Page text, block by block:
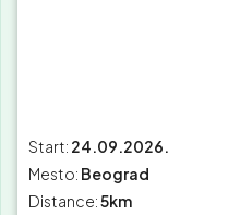
Start: 24.09.2026.
Mesto: Beograd
Distance:5km